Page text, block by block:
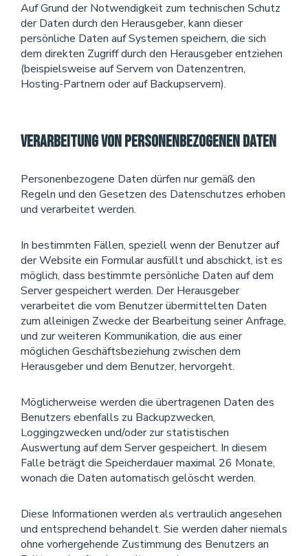
Auf Grund der Notwendigkeit zum technischen Schutz
der Daten durch den Herausgeber, kann dieser
persönliche Daten auf Systemen speichern, die sich
dem direkten Zugriff durch den Herausgeber entziehen
(beispielsweise auf Servern von Datenzentren,
Hosting-Partnern oder auf Backupservern).
Verarbeitung von personenbezogenen Daten
Personenbezogene Daten dürfen nur gemäß den
Regeln und den Gesetzen des Datenschutzes erhoben
und verarbeitet werden.
In bestimmten Fällen, speziell wenn der Benutzer auf
der Website ein Formular ausfüllt und abschickt, ist es
möglich, dass bestimmte persönliche Daten auf dem
Server gespeichert werden. Der Herausgeber
verarbeitet die vom Benutzer übermittelten Daten
zum alleinigen Zwecke der Bearbeitung seiner Anfrage,
und zur weiteren Kommunikation, die aus einer
möglichen Geschäftsbeziehung zwischen dem
Herausgeber und dem Benutzer, hervorgeht.
Möglicherweise werden die übertragenen Daten des
Benutzers ebenfalls zu Backupzwecken,
Loggingzwecken und/oder zur statistischen
Auswertung auf dem Server gespeichert. In diesem
Falle beträgt die Speicherdauer maximal 26 Monate,
wonach die Daten automatisch gelöscht werden.
Diese Informationen werden als vertraulich angesehen
und entsprechend behandelt. Sie werden daher niemals
ohne vorhergehende Zustimmung des Benutzers an